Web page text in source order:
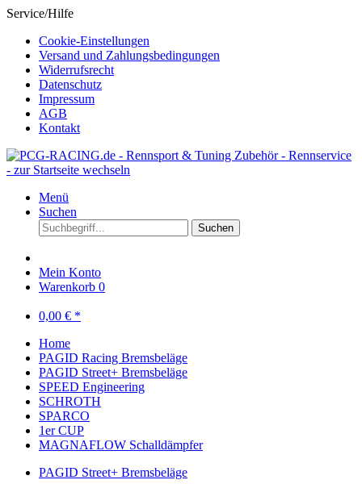
Service/Hilfe
Cookie-Einstellungen
Versand und Zahlungsbedingungen
Widerrufsrecht
Datenschutz
Impressum
AGB
Kontakt
Menü
Suchen
Suchen
Mein Konto
Warenkorb 0
0,00 € *
Home
PAGID Racing Bremsbeläge
PAGID Street+ Bremsbeläge
SPEED Engineering
SCHROTH
SPARCO
1er CUP
MAGNAFLOW Schalldämpfer
PAGID Street+ Bremsbeläge